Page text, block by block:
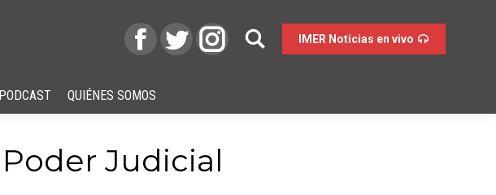
IMER Noticias en vivo
PODCAST QUIÉNES SOMOS
Judicial